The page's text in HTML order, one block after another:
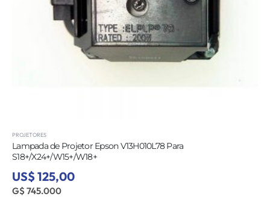
PROJETORES
Lampada de Projetor Epson V13H010L78 Para
S18+/X24+/W15+/W18+
US$ 125,00
G$ 745.000